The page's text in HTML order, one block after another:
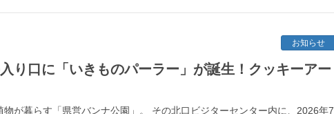
お知らせ
り口に「いきものパーラー」が誕生！クッキーアー
が暮らす「県営バンナ公園」。 その北口ビジターセンター内に、2026年7